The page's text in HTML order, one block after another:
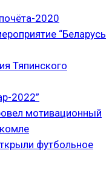
2020
“Беларусь
Тяпинского
2022”
мотивационный
футбольное